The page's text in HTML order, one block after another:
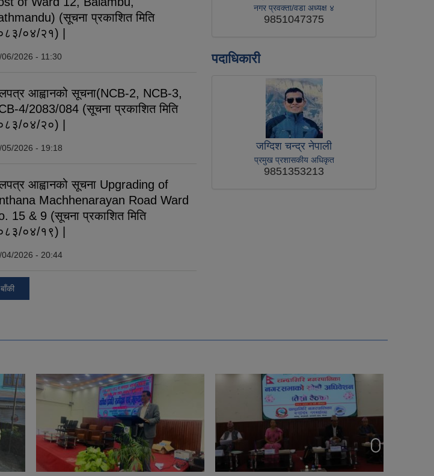
(सूचना प्रकाशित मिति
०४/२१) |
06/2026 - 11:30
आह्वानको सूचना(NCB-2, NCB-3,
4/2083/084 (सूचना प्रकाशित मिति
०४/२०) |
05/2026 - 19:18
आह्वानको सूचना Upgrading of
Machhenarayan Road Ward
15 & 9 (सूचना प्रकाशित मिति
०४/१९) |
04/2026 - 20:44
बाँकी
नगर प्रवक्ता/वडा अध्यक्ष ४
9851047375
पदाधिकारी
जग्दिश चन्द्र नेपाली
प्रमुख प्रशासकीय अधिकृत
9851353213